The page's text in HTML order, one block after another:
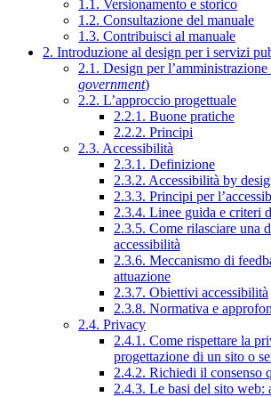
1.1. Versionamento e storico
1.2. Consultazione del manuale
1.3. Contribuisci al manuale
2. Introduzione al design per i servizi
2.1. Design per
government)
2.2. L’approccio progettuale
2.2.1. Buone pratiche
2.2.2. Principi
2.3. Accessibilità
2.3.1. Definizione
2.3.2. Accessibilità by
2.3.3. Principi per
2.3.4. Linee guida e criteri
2.3.5. Come rilasciare una
accessibilità
2.3.6. Meccanismo di
attuazione
2.3.7. Obiettivi accessibilità
2.3.8. Normativa e
2.4. Privacy
2.4.1. Come rispettare la
progettazione di un sito o
2.4.2. Richiedi il consenso
2.4.3. Le basi del sito web: